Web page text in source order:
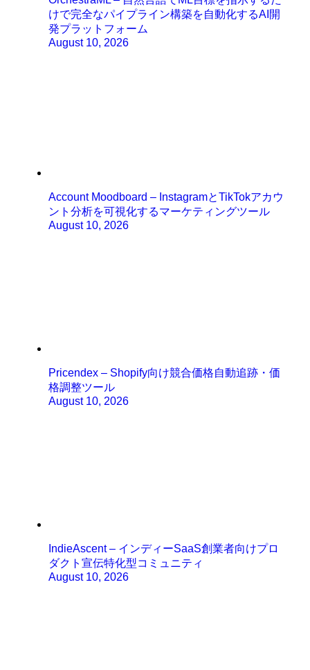
けで完全なパイプライン構築を自動化するAI開
発プラットフォーム
August 10, 2026
Account Moodboard – InstagramとTikTokアカウ
ント分析を可視化するマーケティングツール
August 10, 2026
Pricendex – Shopify向け競合価格自動追跡・価
格調整ツール
August 10, 2026
IndieAscent – インディーSaaS創業者向けプロ
ダクト宣伝特化型コミュニティ
August 10, 2026